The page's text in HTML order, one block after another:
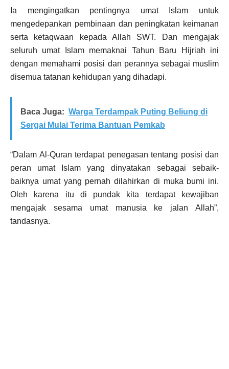
Ia mengingatkan pentingnya umat Islam untuk
mengedepankan pembinaan dan peningkatan keimanan
serta ketaqwaan kepada Allah SWT. Dan mengajak
seluruh umat Islam memaknai Tahun Baru Hijriah ini
dengan memahami posisi dan perannya sebagai muslim
disemua tatanan kehidupan yang dihadapi.
Baca Juga: Warga Terdampak Puting Beliung di
Sergai Mulai Terima Bantuan Pemkab
“Dalam Al-Quran terdapat penegasan tentang posisi dan
peran umat Islam yang dinyatakan sebagai sebaik-
baiknya umat yang pernah dilahirkan di muka bumi ini.
Oleh karena itu di pundak kita terdapat kewajiban
mengajak sesama umat manusia ke jalan Allah”,
tandasnya.